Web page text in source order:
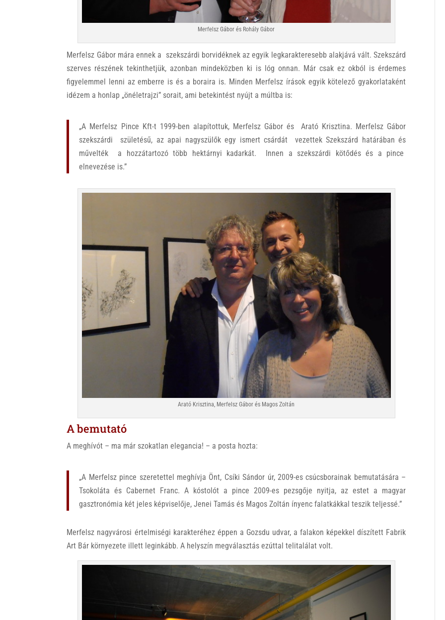
Merfelsz Gábor és Rohály Gábor
Merfelsz Gábor mára ennek a szekszárdi borvidéknek az egyik legkarakteresebb alakjává vált. Szekszárd
szerves részének tekinthetjük, azonban mindeközben ki is lóg onnan. Már csak ez okból is érdemes
figyelemmel lenni az emberre is és a boraira is. Minden Merfelsz írások egyik kötelező gyakorlataként
idézem a honlap „önéletrajzi” sorait, ami betekintést nyújt a múltba is:
„A Merfelsz Pince Kft-t 1999-ben alapítottuk, Merfelsz Gábor és Arató Krisztina. Merfelsz Gábor
szekszárdi születésű, az apai nagyszülők egy ismert csárdát vezettek Szekszárd határában és
művelték a hozzátartozó több hektárnyi kadarkát. Innen a szekszárdi kötődés és a pince
elnevezése is.”
Arató Krisztina, Merfelsz Gábor és Magos Zoltán
A bemutató
A meghívót – ma már szokatlan elegancia! – a posta hozta:
„A Merfelsz pince szeretettel meghívja Önt, Csíki Sándor úr, 2009-es csúcsborainak bemutatására –
Tsokoláta és Cabernet Franc. A kóstolót a pince 2009-es pezsgője nyitja, az estet a magyar
gasztronómia két jeles képviselője, Jenei Tamás és Magos Zoltán ínyenc falatkákkal teszik teljessé.”
Merfelsz nagyvárosi értelmiségi karakteréhez éppen a Gozsdu udvar, a falakon képekkel díszített Fabrik
Art Bár környezete illett leginkább. A helyszín megválasztás ezúttal telitalálat volt.